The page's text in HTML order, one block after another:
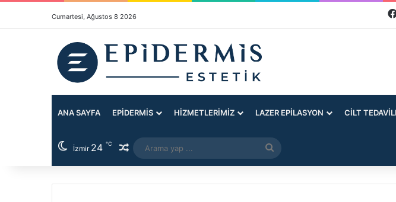
Cumartesi, Ağustos 8 2026
ANA SAYFA EPIDERMIS HIZMETLERIMIZ LAZER EPILASYON CILT
İzmir 24 ℃ Rastgele Makale
yap